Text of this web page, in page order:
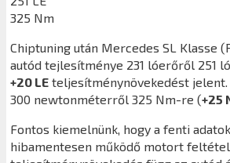
325 Nm
Chiptuning után Mercedes SL Klasse
autód tejlesítménye 231 lóerőről 251
+20 LE teljesítménynövekedést
300 newtonméterről 325 Nm-re (+25
Fontos kiemelnünk, hogy a fenti
hibamentesen működő motort